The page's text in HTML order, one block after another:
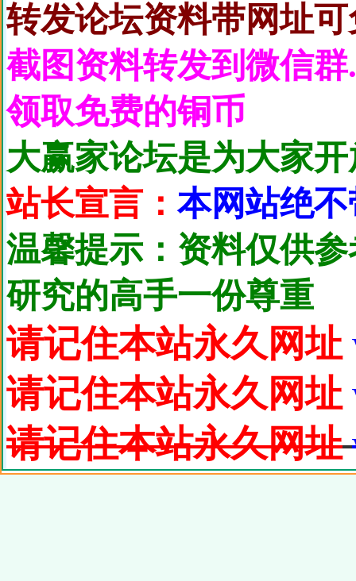
转发论坛资料带网址
截图资料转发到微信
领取免费的铜币
大赢家论坛是为大家
站长宣言：本网站绝
温馨提示：资料仅供
研究的高手一份尊重
请记住本站永久网址
请记住本站永久网址
请记住本站永久网址